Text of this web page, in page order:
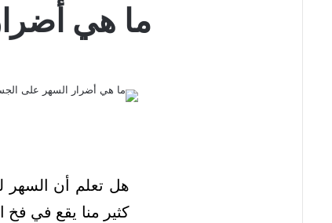
ما هي
هل تعلم أن السهر
كثير منا يقع في فخ